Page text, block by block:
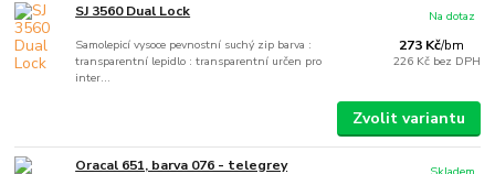
SJ 3560 Dual Lock
Samolepicí vysoce pevnostní suchý zip barva :
transparentní lepidlo : transparentní určen pro
inter...
273 Kč/bm
226 Kč bez DPH
Na dotaz
Zvolit variantu
Oracal 651, barva 076 - telegrey